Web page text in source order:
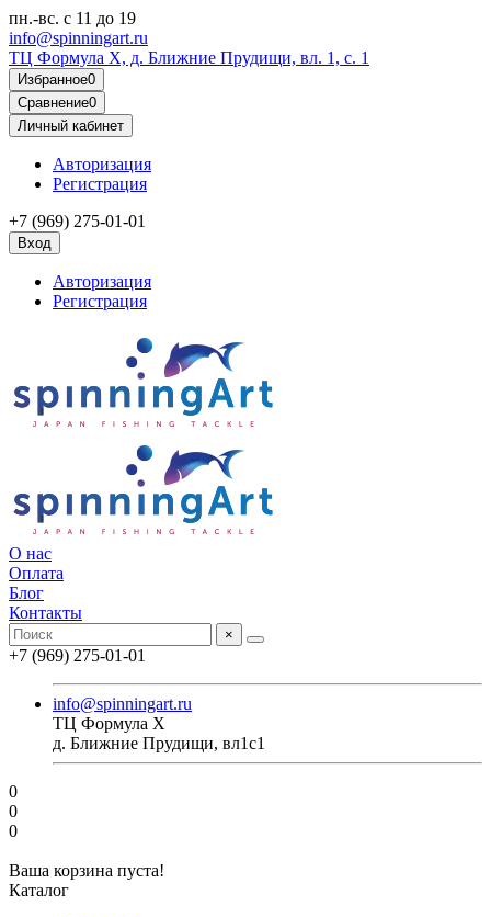
пн.-вс. с 11 до 19
info@spinningart.ru
ТЦ Формула X, д. Ближние Прудищи, вл. 1, с. 1
Избранное0
Сравнение0
Личный кабинет
Авторизация
Регистрация
+7 (969) 275-01-01
Вход
Авторизация
Регистрация
О нас
Оплата
Блог
Контакты
×
+7 (969) 275-01-01
info@spinningart.ru
ТЦ Формула X
д. Ближние Прудищи, вл1с1
0
0
0
Ваша корзина пуста!
Каталог